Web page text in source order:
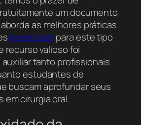
um documento
as melhores práticas
essenciaispara este tipo
recurso valioso foi
tanto profissionais
estudantes de
buscam aprofundar seus
cirurgia oral.